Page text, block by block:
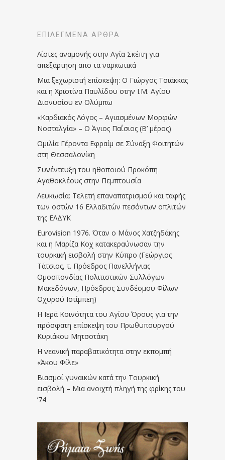
ΕΠΙΛΕΓΜΈΝΑ ΆΡΘΡΑ
Λίστες αναμονής στην Αγία Σκέπη για
απεξάρτηση απο τα ναρκωτικά
Μια ξεχωριστή επίσκεψη: Ο Γιώργος Τσιάκκας
και η Χριστίνα Παυλίδου στην Ι.Μ. Αγίου
Διονυσίου εν Ολύμπω
«Καρδιακός Λόγος – Αγιασμένων Μορφών
Νοσταλγία» – Ο Άγιος Παΐσιος (Β’ μέρος)
Ομιλία Γέροντα Εφραίμ σε Σύναξη Φοιτητών
στη Θεσσαλονίκη
Συνέντευξη του ηθοποιού Προκόπη
Αγαθοκλέους στην Πεμπτουσία
Λευκωσία: Τελετή επαναπατρισμού και ταφής
των οστών 16 Ελλαδιτών πεσόντων οπλιτών
της ΕΛΔΥΚ
Eurovision 1976. Όταν ο Μάνος Χατζηδάκης
και η Μαρίζα Κοχ κατακεραύνωσαν την
τουρκική εισβολή στην Κύπρο (Γεώργιος
Τάτσιος, τ. Πρόεδρος Πανελλήνιας
Ομοσπονδίας Πολιτιστικών Συλλόγων
Μακεδόνων, Πρόεδρος Συνδέσμου Φίλων
Οχυρού Ιστίμπεη)
Η Ιερά Κοινότητα του Αγίου Όρους για την
πρόσφατη επίσκεψη του Πρωθυπουργού
Κυριάκου Μητσοτάκη
Η νεανική παραβατικότητα στην εκπομπή
«Άκου Φίλε»
Βιασμοί γυναικών κατά την Τουρκική
εισβολή – Μια ανοιχτή πληγή της φρίκης του
’74